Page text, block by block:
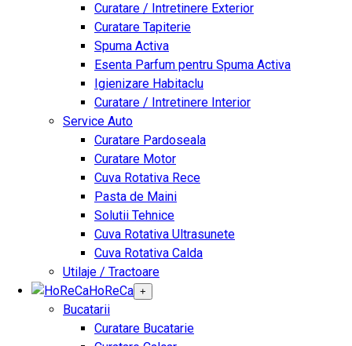
Curatare / Intretinere Exterior
Curatare Tapiterie
Spuma Activa
Esenta Parfum pentru Spuma Activa
Igienizare Habitaclu
Curatare / Intretinere Interior
Service Auto
Curatare Pardoseala
Curatare Motor
Cuva Rotativa Rece
Pasta de Maini
Solutii Tehnice
Cuva Rotativa Ultrasunete
Cuva Rotativa Calda
Utilaje / Tractoare
HoReCa +
Bucatarii
Curatare Bucatarie